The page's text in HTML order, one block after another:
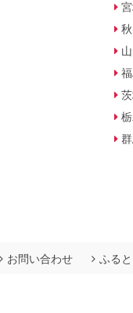
お問い合わせ ふると